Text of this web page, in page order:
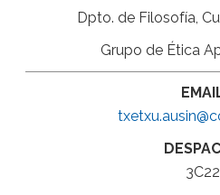
Dpto. de Filosofía,
Grupo de Ética
3C22